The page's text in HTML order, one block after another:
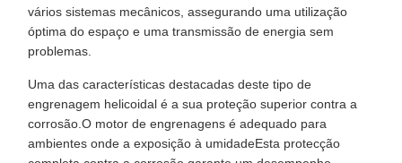
vários sistemas mecânicos, assegurando uma utilização
óptima do espaço e uma transmissão de energia sem
problemas.
Uma das características destacadas deste tipo de
engrenagem helicoidal é a sua proteção superior contra a
corrosão.O motor de engrenagens é adequado para
ambientes onde a exposição à umidadeEsta protecção